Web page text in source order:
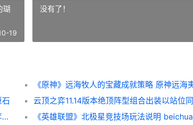
瑚
19
没有了！
云顶之弈小小大魔王迅捷斥候多少钱 云顶之弈小小大魔王提莫合成公式